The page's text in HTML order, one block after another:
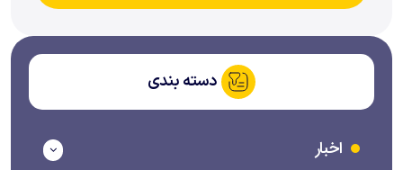
دسته بندی
اخبار